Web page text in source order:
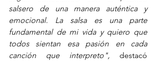
salsero de una manera auténtica y
emocional. La salsa es una parte
fundamental de mi vida y quiero que
todos sientan esa pasión en cada
canción que interpreto", destacó